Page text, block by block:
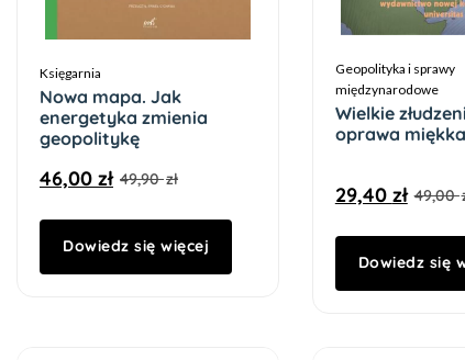
Księgarnia
Nowa mapa. Jak
energetyka zmienia
geopolitykę
49,90zł
46,00 zł
Dowiedz się więcej
Geopolityka i sprawy
międzynarodowe
Wielkie
oprawa miękka
49,00
29,40 zł
Dowiedz się